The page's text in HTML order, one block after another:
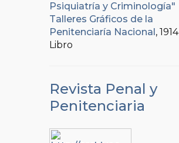
Psiquiatría y Criminología"
Talleres Gráficos de la
Penitenciaría Nacional , 1914
Libro
Revista Penal y
Penitenciaria